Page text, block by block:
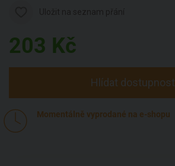
203 Kč
Hlídat dostupnost
Momentálně vyprodané na e-shopu